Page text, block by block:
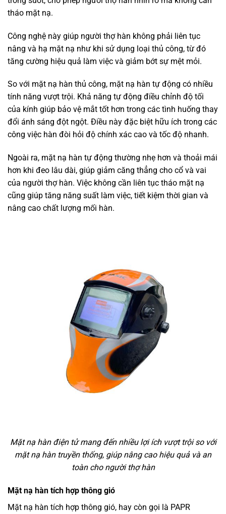
tháo mặt nạ.
Công nghệ này giúp người thợ hàn không phải liên tục
nâng và hạ mặt nạ như khi sử dụng loại thủ công, từ đó
tăng cường hiệu quả làm việc và giảm bớt sự mệt mỏi.
So với mặt nạ hàn thủ công, mặt nạ hàn tự động có nhiều
tính năng vượt trội. Khả năng tự động điều chỉnh độ tối
của kính giúp bảo vệ mắt tốt hơn trong các tình huống thay
đổi ánh sáng đột ngột. Điều này đặc biệt hữu ích trong các
công việc hàn đòi hỏi độ chính xác cao và tốc độ nhanh.
Ngoài ra, mặt nạ hàn tự động thường nhẹ hơn và thoải mái
hơn khi đeo lâu dài, giúp giảm căng thẳng cho cổ và vai
của người thợ hàn. Việc không cần liên tục tháo mặt nạ
cũng giúp tăng năng suất làm việc, tiết kiệm thời gian và
nâng cao chất lượng mối hàn.
Mặt nạ hàn điện tử mang đến nhiều lợi ích vượt trội so với
mặt nạ hàn truyền thống, giúp nâng cao hiệu quả và an
toàn cho người thợ hàn
Mặt nạ hàn tích hợp thông gió
Mặt nạ hàn tích hợp thông gió, hay còn gọi là PAPR